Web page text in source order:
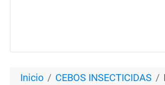
Inicio CEBOS INSECTICIDAS